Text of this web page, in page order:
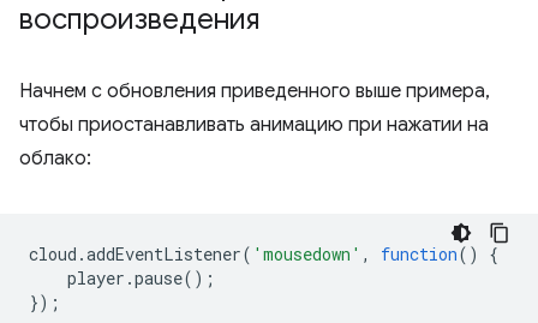
воспроизведения
Начнем с обновления приведенного выше примера,
чтобы приостанавливать анимацию при нажатии на
облако:
cloud .addEventListener( 'mousedown' , function()
{
player .pause();
});